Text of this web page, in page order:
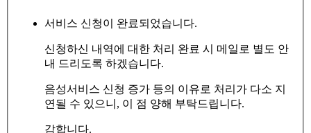
서비스 신청이 완료되었습니다.
신청하신 내역에 대한 처리 완료 시 메일로 별도 안
내 드리도록 하겠습니다.
음성서비스 신청 증가 등의 이유로 처리가 다소 지
연될 수 있으니, 이 점 양해 부탁드립니다.
감합니다.